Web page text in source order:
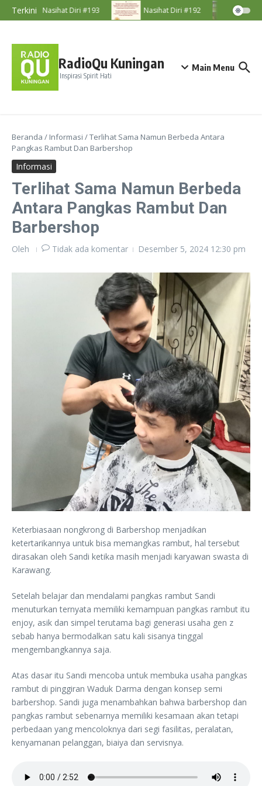
Lewati ke konten
Terkini Nasihat Diri #193 Nasihat Diri #192
RadioQu Kuningan
Inspirasi Spirit Hati
Main Menu
Beranda / Informasi /Terlihat Sama Namun Berbeda Antara
Pangkas Rambut Dan Barbershop
Informasi
Terlihat Sama Namun Berbeda
Antara Pangkas Rambut Dan
Barbershop
Oleh Tidak ada komentar Desember 5, 2024 12:30 pm
Keterbiasaan nongkrong di Barbershop menjadikan
ketertarikannya untuk bisa memangkas rambut, hal tersebut
dirasakan oleh Sandi ketika masih menjadi karyawan swasta di
Karawang.
Setelah belajar dan mendalami pangkas rambut Sandi
menuturkan ternyata memiliki kemampuan pangkas rambut itu
enjoy, asik dan simpel terutama bagi generasi usaha gen z
sebab hanya bermodalkan satu kali sisanya tinggal
mengembangkannya saja.
Atas dasar itu Sandi mencoba untuk membuka usaha pangkas
rambut di pinggiran Waduk Darma dengan konsep semi
barbershop. Sandi juga menambahkan bahwa barbershop dan
pangkas rambut sebenarnya memiliki kesamaan akan tetapi
perbedaan yang mencoloknya dari segi fasilitas, peralatan,
kenyamanan pelanggan, biaiya dan servisnya.